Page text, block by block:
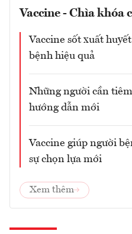
Vaccine - Chìa khóa
Vaccine sốt xuất
bệnh hiệu quả
Những người cần
hướng dẫn mới
Vaccine giúp người
sự chọn lựa mới
Xem thêm